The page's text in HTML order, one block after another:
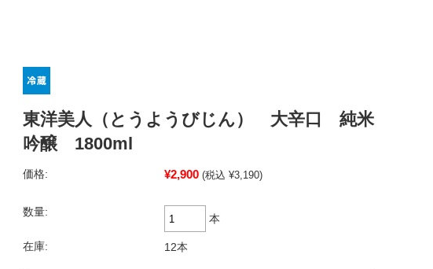
東洋美人（とうようびじん） 大辛口 純米
吟醸 1800ml
価格: ¥2,900 (税込 ¥3,190)
数量:
本
在庫: 12本